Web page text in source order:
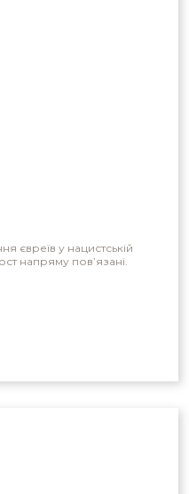
євреїв у нацистській
напряму пов’язані.